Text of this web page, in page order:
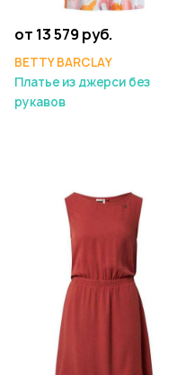
от 13 579 руб.
BETTY BARCLAY
Платье из джерси без
рукавов